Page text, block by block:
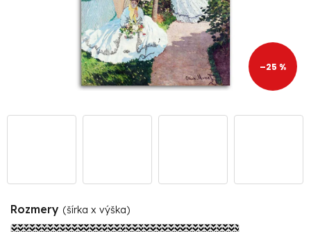
–25 %
Rozmery (šírka x výška)